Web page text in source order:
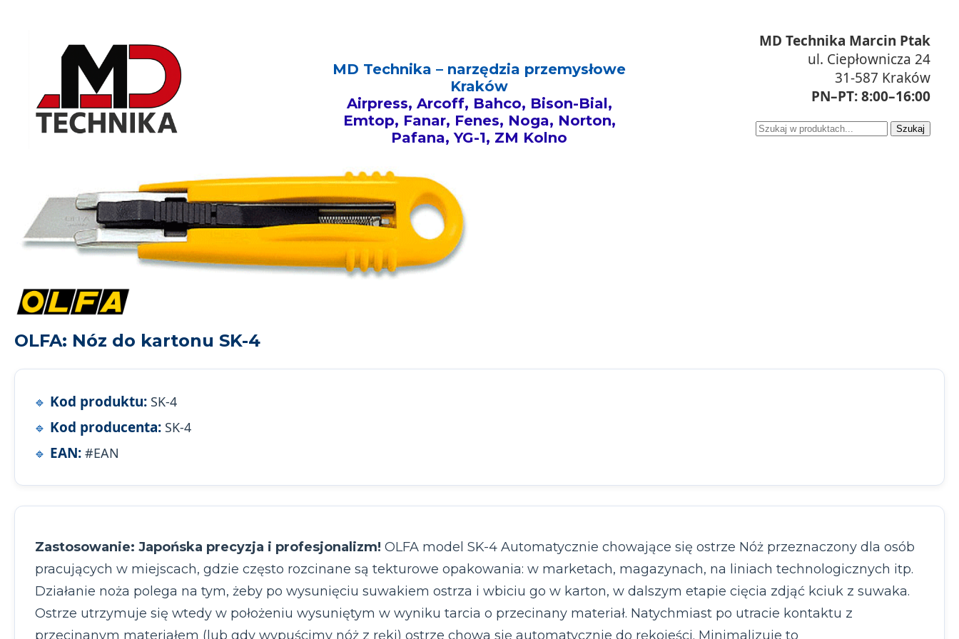
MD Technika – narzędzia przemysłowe
Kraków
Airpress, Arcoff, Bahco, Bison-Bial,
Emtop, Fanar, Fenes, Noga, Norton,
Pafana, YG-1, ZM Kolno
MD Technika Marcin Ptak
ul. Ciepłownicza 24
31-587 Kraków
PN–PT: 8:00–16:00
Szukaj
OLFA: Nóz do kartonu SK-4
Kod produktu: SK-4
Kod producenta: SK-4
EAN: #EAN
Zastosowanie: Japońska precyzja i profesjonalizm! OLFA model SK-4 Automatycznie chowające się ostrze Nóż przeznaczony dla osób
pracujących w miejscach, gdzie często rozcinane są tekturowe opakowania: w marketach, magazynach, na liniach technologicznych itp.
Działanie noża polega na tym, żeby po wysunięciu suwakiem ostrza i wbiciu go w karton, w dalszym etapie cięcia zdjąć kciuk z suwaka.
Ostrze utrzymuje się wtedy w położeniu wysuniętym w wyniku tarcia o przecinany materiał. Natychmiast po utracie kontaktu z
przecinanym materiałem (lub gdy wypuścimy nóż z ręki) ostrze chowa się automatycznie do rękojeści. Minimalizuje to